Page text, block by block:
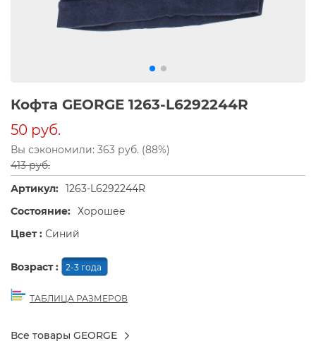
Кофта GEORGE 1263-L6292244R
50 руб.
Вы сэкономили: 363 руб. (88%)
413 руб.
Артикул: 1263-L6292244R
Состояние: Хорошее
Цвет : Синий
Возраст : 2-3 года
ТАБЛИЦА РАЗМЕРОВ
Все товары GEORGE